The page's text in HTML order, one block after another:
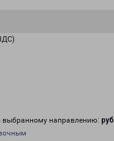
выбранному направлению: руб